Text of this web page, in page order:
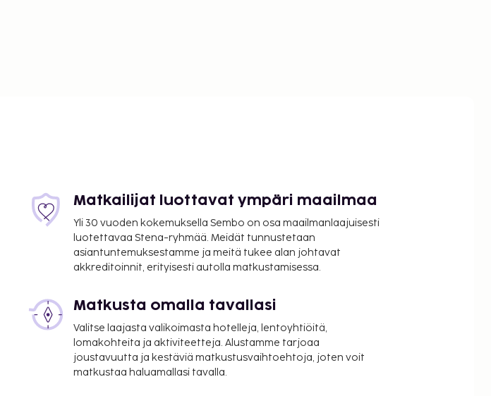
Matkailijat luottavat ympäri maailmaa
Yli 30 vuoden kokemuksella Sembo on osa maailmanlaajuisesti
luotettavaa Stena-ryhmää. Meidät tunnustetaan
asiantuntemuksestamme ja meitä tukee alan johtavat
akkreditoinnit, erityisesti autolla matkustamisessa.
Matkusta omalla tavallasi
Valitse laajasta valikoimasta hotelleja, lentoyhtiöitä,
lomakohteita ja aktiviteetteja. Alustamme tarjoaa
joustavuutta ja kestäviä matkustusvaihtoehtoja, joten voit
matkustaa haluamallasi tavalla.